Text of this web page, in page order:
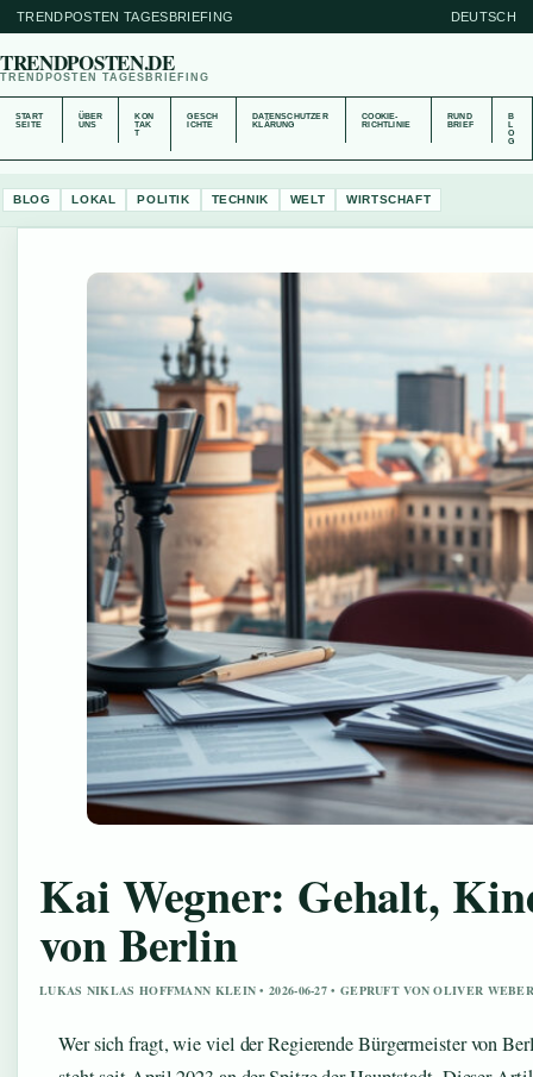
TRENDPOSTEN TAGESBRIEFING DEUTSCH
TRENDPOSTEN.DE
TRENDPOSTEN TAGESBRIEFING
START
SEITE
ÜBER
UNS
KON
TAK
T
GESCH
ICHTE
DATENSCHUTZER
KLÄRUNG
COOKIE-
RICHTLINIE
RUND
BRIEF
B
O
G
BLOG LOKAL POLITIK TECHNIK WELT WIRTSCHAFT
Kai Wegner: Gehalt,
von Berlin
LUKAS NIKLAS HOFFMANN KLEIN • 2026-06-27 • GEPRUFT VON OLIVER
Wer sich fragt, wie viel der Regierende Bürgermeister von